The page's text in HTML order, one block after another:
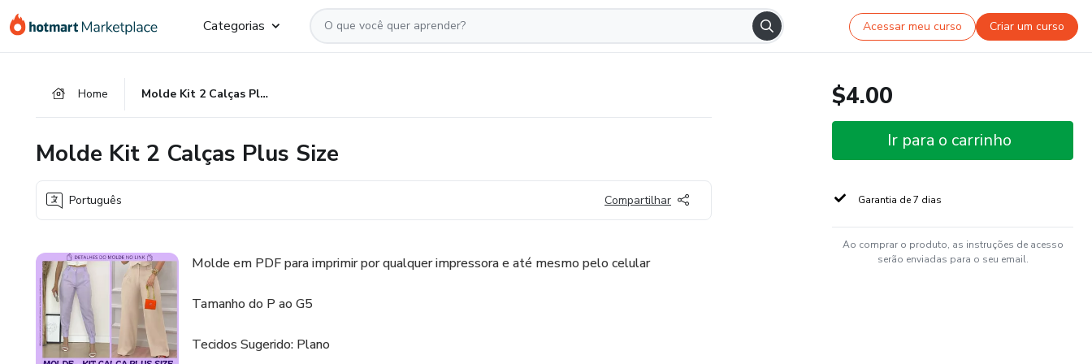
para
para
para
Categorias Acessar meu curso Criar um curso
Home Molde Kit 2 Calças Plus Size
Molde Kit 2 Calças Plus Size
Português Compartilhar
Molde em PDF para imprimir por qualquer impressora e até mesmo pelo celular
Tamanho do P ao G5
Tecidos Sugerido: Plano
$4.00
Ir para o carrinho
Garantia de 7 dias
Ao comprar o produto, as instruções de acesso
serão enviadas para o seu email.